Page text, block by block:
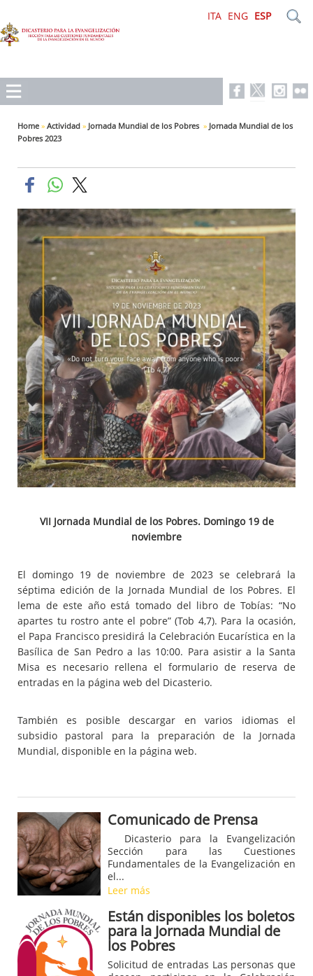
ITA ENG ESP
Home » Actividad » Jornada Mundial de los Pobres » Jornada Mundial de los
Pobres 2023
VII Jornada Mundial de los Pobres. Domingo 19 de
noviembre
El domingo 19 de noviembre de 2023 se celebrará la
séptima edición de la Jornada Mundial de los Pobres. El
lema de este año está tomado del libro de Tobías: “No
apartes tu rostro ante el pobre” (Tob 4,7). Para la ocasión,
el Papa Francisco presidirá la Celebración Eucarística en la
Basílica de San Pedro a las 10:00. Para asistir a la Santa
Misa es necesario rellena el formulario de reserva de
entradas en la página web del Dicasterio.
También es posible descargar en varios idiomas el
subsidio pastoral para la preparación de la Jornada
Mundial, disponible en la página web.
Comunicado de Prensa
Dicasterio para la Evangelización
Sección para las Cuestiones
Fundamentales de la Evangelización en
el...
Leer más
Están disponibles los boletos
para la Jornada Mundial de
los Pobres
Solicitud de entradas Las personas que